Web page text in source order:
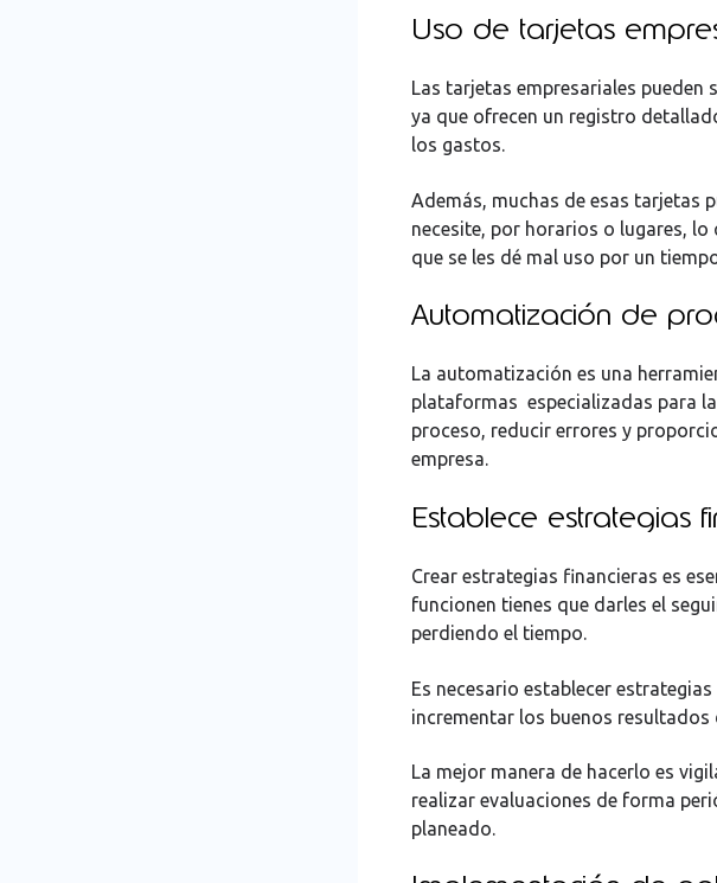
Uso de tarjetas
Las tarjetas empresariales pueden
ya que ofrecen un registro
los gastos.
Además, muchas de esas tarjetas
necesite, por horarios o lugares,
que se les dé mal uso por un
Automatización de
La automatización es una
plataformas especializadas para
proceso, reducir errores y
empresa.
Establece estrategias
Crear estrategias financieras es
funcionen tienes que darles el
perdiendo el tiempo.
Es necesario establecer
incrementar los buenos resultados
La mejor manera de hacerlo es
realizar evaluaciones de forma
planeado.